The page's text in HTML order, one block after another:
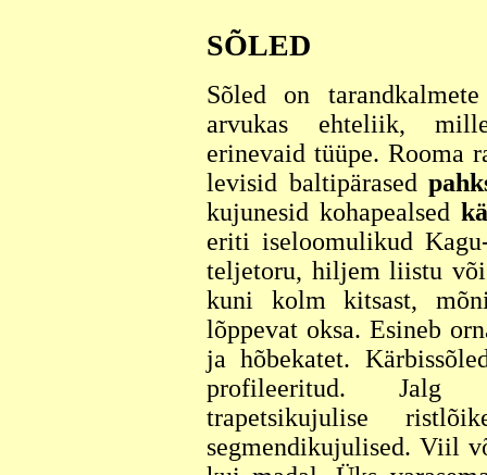
SÕLED
Sõled on
arvukas ehteliik,
erinevaid tüüpe. Rooma
levisid baltipärased
kujunesid kohapealsed
eriti iseloomulikud
teljetoru, hiljem liistu
kuni kolm kitsast,
lõppevat oksa. Esineb
ja hõbekatet.
profileeritud. Jalg
trapetsikujulise
segmendikujulised. Viil